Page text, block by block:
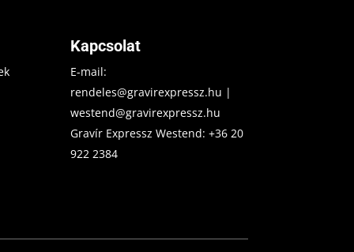
Kapcsolat
E-mail:
rendeles@gravirexpressz.hu |
westend@gravirexpressz.hu
Gravír Expressz Westend:+36 20
922 2384